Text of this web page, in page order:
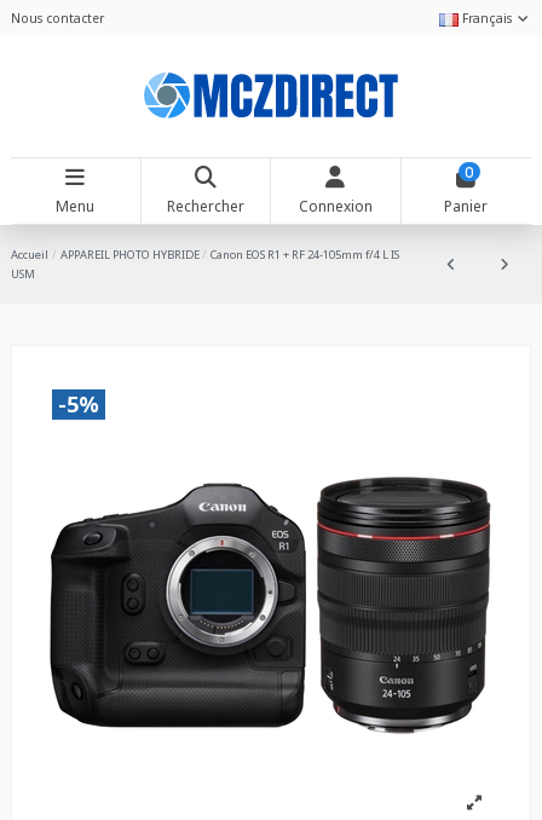
Nous contacter Français
Menu Rechercher Connexion
0
Panier
Accueil APPAREIL PHOTO HYBRIDE
Canon EOS R1 + RF 24-105mm f/4 L IS
USM
-5%